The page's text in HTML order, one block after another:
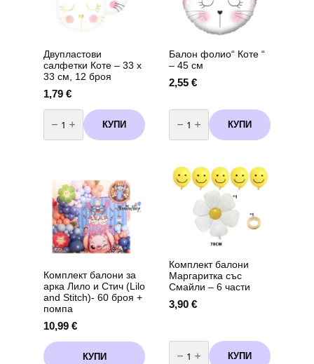
Двупластови
салфетки Коте – 33 х
33 см, 12 броя
1,79 €
количество
за
Двупластови
салфетки
см,
12
броя
КУПИ
Балон фолио“ Коте “
– 45 см
2,55 €
количество
за
Балон
фолио"
45
см
КУПИ
Комплект балони за
арка Лило и Стич (Lilo
and Stitch)- 60 броя +
помпа
10,99 €
КУПИ
Комплект балони
Маргаритка със
Смайли – 6 части
3,90 €
количество
за КУПИ